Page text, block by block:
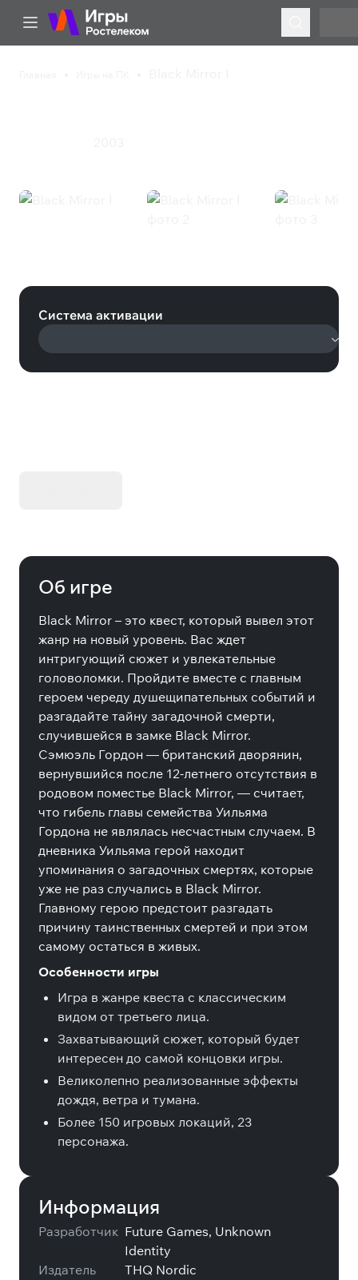
Система активации
Об игре
Black Mirror – это квест, который вывел этот
жанр на новый уровень. Вас ждет
интригующий сюжет и увлекательные
головоломки. Пройдите вместе с главным
героем череду душещипательных событий и
разгадайте тайну загадочной смерти,
случившейся в замке Black Mirror.
Сэмюэль Гордон — британский дворянин,
вернувшийся после 12-летнего отсутствия в
родовом поместье Black Mirror, — считает,
что гибель главы семейства Уильяма
Гордона не являлась несчастным случаем. В
дневника Уильяма герой находит
упоминания о загадочных смертях, которые
уже не раз случались в Black Mirror.
Главному герою предстоит разгадать
причину таинственных смертей и при этом
самому остаться в живых.
Особенности игры
Игра в жанре квеста с классическим
видом от третьего лица.
Захватывающий сюжет, который будет
интересен до самой концовки игры.
Великолепно реализованные эффекты
дождя, ветра и тумана.
Более 150 игровых локаций, 23
персонажа.
Информация
Разработчик Future Games, Unknown
Identity
Издатель
THQ Nordic